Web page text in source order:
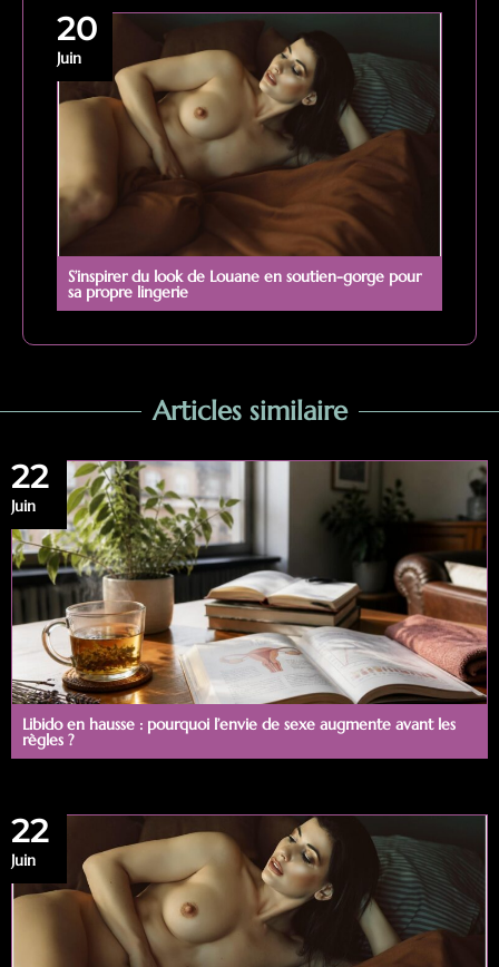
20
Juin
S’inspirer du look de Louane en soutien-gorge pour
sa propre lingerie
Articles similaire
22
Juin
Libido en hausse : pourquoi l’envie de sexe augmente avant les
règles ?
22
Juin